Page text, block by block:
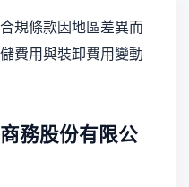
規條款因地區差異而
費用與裝卸費用變動
務股份有限公